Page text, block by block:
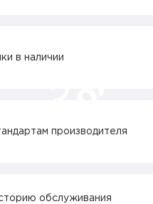
в наличии
производителя
обслуживания